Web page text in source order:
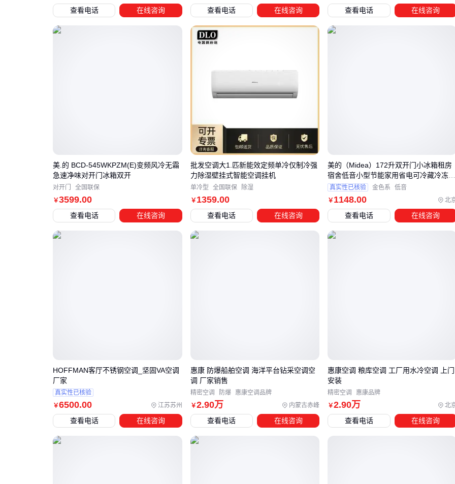
水冷冷凝温度通常比风冷低8~12℃，意味着压缩机功耗更
环境适应性：风冷机组在夏季室外温度超过40℃时，冷凝压
安装自由度：水冷式室内机可以放在远离屋顶的机房，而风
当然，水冷需要一套冷却水系统（冷却塔、水泵、管道、水处
湿热地区或需要全年制冷，这笔投入通常是值得的。
三、水冷式洁净空调选型的3个关键判断点
很多采购者只看冷量大小，忽略了几组关键参数。下面三个点
帮你快速筛出合适的方案：
式），多个功能段自由拼装，适合电子厂房。
对洁净度要求极高（如手术室、百级车间），优先选
净手术室空调
（自带高效过滤段），可直接满足GMP
规范。
查看电话 在线咨询 查看电话 在线咨询 查看电话 在线咨询
￥3599.00
美.的 BCD-545WKPZM(E)变频风冷无霜
急速净味对开门冰箱双开
对开门 全国联保
查看电话 在线咨询
￥ 1359.00
批发空调大1.匹新能效定频单冷仅制冷强
力除湿壁挂式智能空调挂机
单冷型 全国联保 除湿
查看电话 在线咨询
￥ 1148.00 北
美的（Midea）172升双开门小冰箱租房
宿舍低音小型节能家用省电可冷藏冷冻
温补偿深冷速冻BCD-172CM(E)
真实性已核验 金色系 低音
查看电话 在线咨询
￥6500.00 江苏苏州
HOFFMAN客厅不锈钢空调_坚固VA空调
厂家
真实性已核验
查看电话 在线咨询
￥2.90万 内蒙古赤峰
惠康 防爆船舶空调 海洋平台钻采空调空
调 厂家销售
精密空调 防爆 惠康空调品牌
查看电话 在线咨询
￥2.90万 北
惠康空调 粮库空调 工厂用水冷空调 上门
安装
精密空调 惠康品牌
查看电话 在线咨询